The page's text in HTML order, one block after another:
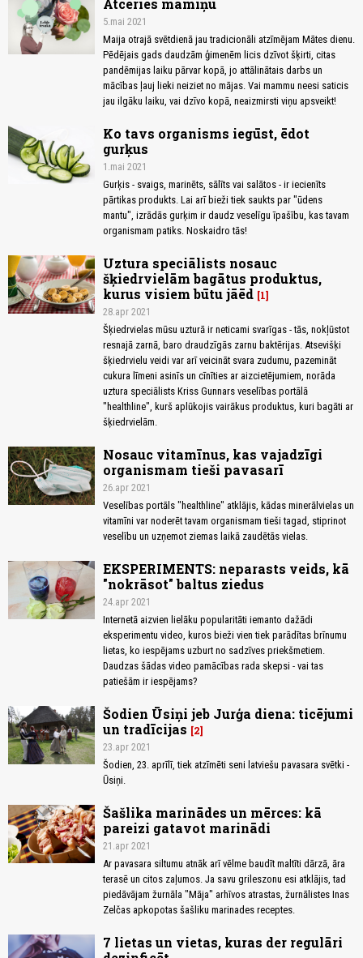
Atceries māmiņu
5.mai 2021
Maija otrajā svētdienā jau tradicionāli atzīmējam Mātes dienu.
Pēdējais gads daudzām ģimenēm licis dzīvot šķirti, citas
pandēmijas laiku pārvar kopā, jo attālinātais darbs un
mācības ļauj lieki neiziet no mājas. Vai mammu neesi saticis
jau ilgāku laiku, vai dzīvo kopā, neaizmirsti viņu apsveikt!
Ko tavs organisms iegūst, ēdot
gurķus
1.mai 2021
Gurķis - svaigs, marinēts, sālīts vai salātos - ir iecienīts
pārtikas produkts. Lai arī bieži tiek saukts par "ūdens
mantu", izrādās gurķim ir daudz veselīgu īpašību, kas tavam
organismam patiks. Noskaidro tās!
Uztura speciālists nosauc
šķiedrvielām bagātus produktus,
kurus visiem būtu jāēd 1
28.apr 2021
Šķiedrvielas mūsu uzturā ir neticami svarīgas - tās, nokļūstot
resnajā zarnā, baro draudzīgās zarnu baktērijas. Atsevišķi
šķiedrvielu veidi var arī veicināt svara zudumu, pazemināt
cukura līmeni asinīs un cīnīties ar aizcietējumiem, norāda
uztura speciālists Kriss Gunnars veselības portālā
"healthline", kurš aplūkojis vairākus produktus, kuri bagāti ar
šķiedrvielām.
Nosauc vitamīnus, kas vajadzīgi
organismam tieši pavasarī
26.apr 2021
Veselības portāls "healthline" atklājis, kādas minerālvielas un
vitamīni var noderēt tavam organismam tieši tagad, stiprinot
veselību un uzņemot ziemas laikā zaudētās vielas.
EKSPERIMENTS: neparasts veids, kā
"nokrāsot" baltus ziedus
24.apr 2021
Internetā aizvien lielāku popularitāti iemanto dažādi
eksperimentu video, kuros bieži vien tiek parādītas brīnumu
lietas, ko iespējams uzburt no sadzīves priekšmetiem.
Daudzas šādas video pamācības rada skepsi - vai tas
patiešām ir iespējams?
Šodien Ūsiņi jeb Jurģa diena: ticējumi
un tradīcijas
2
23.apr 2021
Šodien, 23. aprīlī, tiek atzīmēti seni latviešu pavasara svētki -
Ūsiņi.
Šašlika marinādes un mērces: kā
pareizi gatavot marinādi
21.apr 2021
Ar pavasara siltumu atnāk arī vēlme baudīt maltīti dārzā, āra
terasē un citos zaļumos. Ja savu grileszonu esi atklājis, tad
piedāvājam žurnāla "Māja" arhīvos atrastas, žurnālistes Inas
Zelčas apkopotas šašliku marinades receptes.
7 lietas un vietas, kuras der regulāri